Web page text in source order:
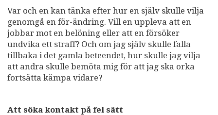
Var och en kan tänka efter hur en själv skulle vilja
genomgå en för-ändring. Vill en uppleva att en
jobbar mot en belöning eller att en försöker
undvika ett straff? Och om jag själv skulle falla
tillbaka i det gamla beteendet, hur skulle jag vilja
att andra skulle bemöta mig för att jag ska orka
fortsätta kämpa vidare?
Att söka kontakt på fel sätt